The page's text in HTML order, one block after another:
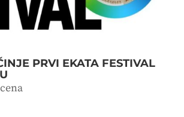
PRVI EKATA FESTIVAL